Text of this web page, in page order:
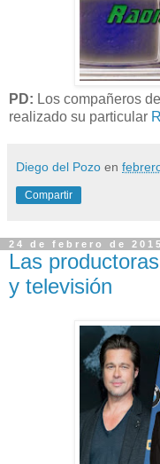
PD: Los compañeros de
realizado su particular
Diego del Pozo en
Compartir
24 de febrero de 2015
Las
y televisión